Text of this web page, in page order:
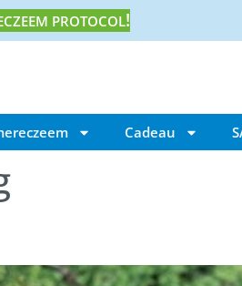
PROTOCOL!
Cadeau